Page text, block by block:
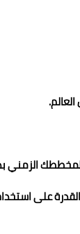
الزمني
الإلكترونية، أنه تلقى 70